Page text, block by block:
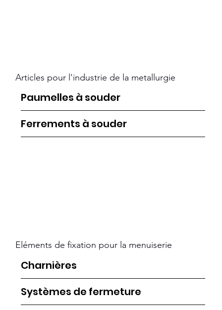
Articles pour l'industrie de la metallurgie
Paumelles à souder
Ferrements à souder
Eléments de fixation pour la menuiserie
Charnières
Systèmes de fermeture